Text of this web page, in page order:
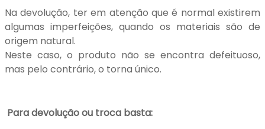
Na devolução, ter em atenção que é normal existirem
algumas imperfeições, quando os materiais são de
origem natural.
Neste caso, o produto não se encontra defeituoso,
mas pelo contrário, o torna único.
Para devolução ou troca basta: